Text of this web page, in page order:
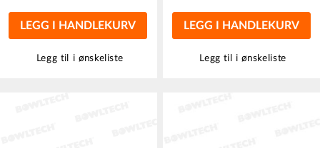
LEGG I HANDLEKURV
Legg til i ønskeliste
LEGG I HANDLEKURV
Legg til i ønskeliste